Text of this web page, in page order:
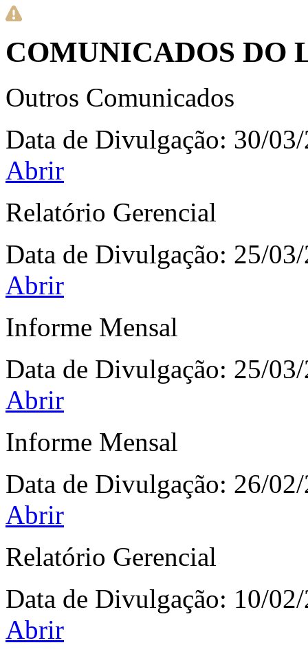
COMUNICADOS DO
Outros Comunicados
Data de Divulgação: 30/
Abrir
Relatório Gerencial
Data de Divulgação: 25/
Abrir
Informe Mensal
Data de Divulgação: 25/
Abrir
Informe Mensal
Data de Divulgação: 26/
Abrir
Relatório Gerencial
Data de Divulgação: 10/
Abrir